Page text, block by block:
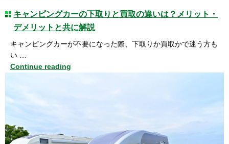
キャンピングカーの下取りと買取の違いは？メリット・
デメリットと共に解説
キャンピングカーが不要になった際、下取りか買取かで迷う方も
い …
Continue reading